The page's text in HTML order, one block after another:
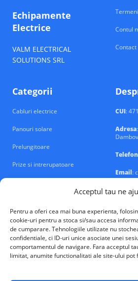
Acceptul tau ne
Pentru a oferi cea mai buna experienta,
cookie-uri pentru a stoca si/sau accesa
de cumparare. Tehnologiile utilizate nu
confidentiale, ci ID-uri unice asociate unei
comportamentul de navigare. Fara acceptul
limitat, anumite functionalitati ale site-ului pot
Echipamente
Electrice
VALM ELECTRICAL
SOLUTIONS SRL
Contul
Contact
Categorii
Cabluri electrice
Panouri solare
Prelungitoare
Prize si intrerupatoare
CUI:
Adresa
Telefon
Email:
VALM Electrical